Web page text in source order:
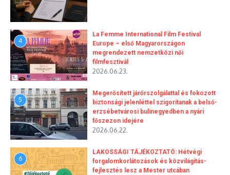
4
La Femme International Film Festival
Europe – első Magyarországon
megrendezett nemzetközi női
filmfesztivál
2026.06.23.
5
Megerősített járőrszolgálattal és fokozott
biztonsági jelenléttel szigorítanak a belső-
erzsébetvárosi bulinegyedben a nyári
főszezon idejére
2026.06.22.
6
LAKOSSÁGI TÁJÉKOZTATÓ: Hétvégi
forgalomkorlátozások és közvilágítás-
fejlesztés lesz a Mester utcában